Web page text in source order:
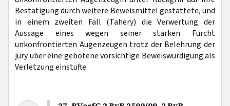
Bestätigung durch weitere Beweismittel gestattete, und
in einem zweiten Fall (Tahery) die Verwertung der
Aussage eines wegen seiner starken Furcht
unkonfrontierten Augenzeugen trotz der Belehrung der
jury über eine gebotene vorsichtige Beweiswürdigung als
Verletzung einstufte.